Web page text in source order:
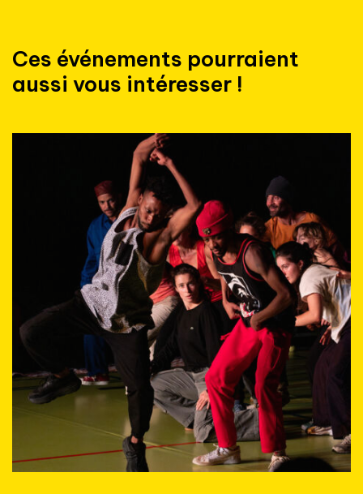
Ces événements pourraient
aussi vous intéresser !